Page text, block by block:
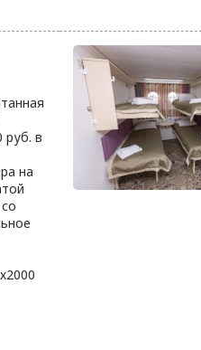
руб. в
на